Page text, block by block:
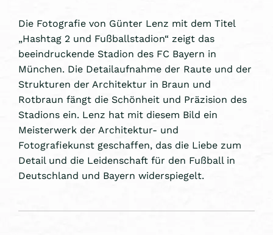
Die Fotografie von Günter Lenz mit dem Titel
„Hashtag 2 und Fußballstadion“ zeigt das
beeindruckende Stadion des FC Bayern in
München. Die Detailaufnahme der Raute und der
Strukturen der Architektur in Braun und
Rotbraun fängt die Schönheit und Präzision des
Stadions ein. Lenz hat mit diesem Bild ein
Meisterwerk der Architektur- und
Fotografiekunst geschaffen, das die Liebe zum
Detail und die Leidenschaft für den Fußball in
Deutschland und Bayern widerspiegelt.